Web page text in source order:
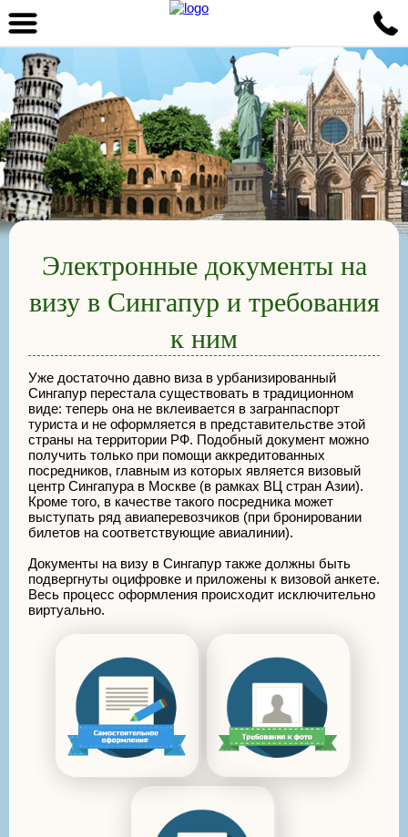
Электронные документы на
визу в Сингапур и требования
к ним
Уже достаточно давно виза в урбанизированный
Сингапур перестала существовать в традиционном
виде: теперь она не вклеивается в загранпаспорт
туриста и не оформляется в представительстве этой
страны на территории РФ. Подобный документ можно
получить только при помощи аккредитованных
посредников, главным из которых является визовый
центр Сингапура в Москве (в рамках ВЦ стран Азии).
Кроме того, в качестве такого посредника может
выступать ряд авиаперевозчиков (при бронировании
билетов на соответствующие авиалинии).
Документы на визу в Сингапур также должны быть
подвергнуты оцифровке и приложены к визовой анкете.
Весь процесс оформления происходит исключительно
виртуально.